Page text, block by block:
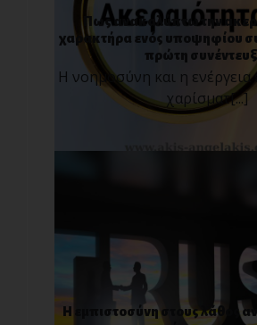
Πως ανακαλύπτω την
χαρακτήρα ενός υποψηφίου
πρώτη
Η νοημοσύνη και η ενέργεια
χαρίσματ[...]
Η εμπιστοσύνη στους λάθος